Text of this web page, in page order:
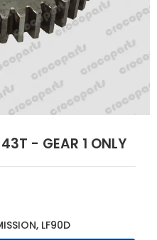
- GEAR 1 ONLY
LF90D